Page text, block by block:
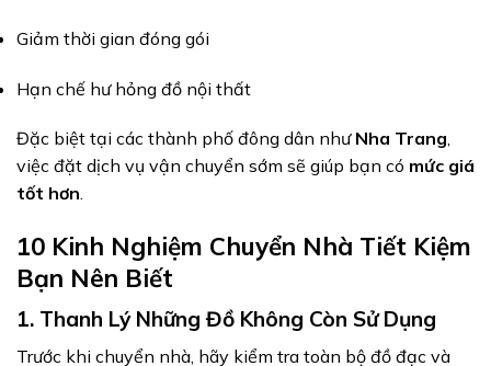
Giảm thời gian đóng gói
Hạn chế hư hỏng đồ nội thất
Đặc biệt tại các thành phố đông dân như Nha Trang,
việc đặt dịch vụ vận chuyển sớm sẽ giúp bạn có mức giá
tốt hơn.
10 Kinh Nghiệm Chuyển Nhà Tiết Kiệm
Bạn Nên Biết
1. Thanh Lý Những Đồ Không Còn Sử Dụng
Trước khi chuyển nhà, hãy kiểm tra toàn bộ đồ đạc và